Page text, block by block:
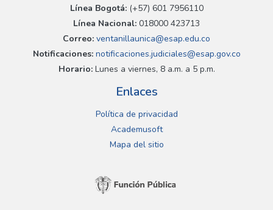
Línea Bogotá:(+57) 601 7956110
Línea Nacional: 018000 423713
Correo: ventanillaunica@esap.edu.co
Notificaciones:notificaciones.judiciales@esap.gov.co
Horario:Lunes a viernes, 8 a.m. a 5 p.m.
Enlaces
Política de privacidad
Academusoft
Mapa del sitio